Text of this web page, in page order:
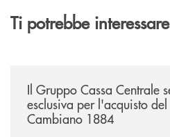
Ti potrebbe
Il Gruppo Cassa Centrale
esclusiva per l'acquisto
Cambiano 1884